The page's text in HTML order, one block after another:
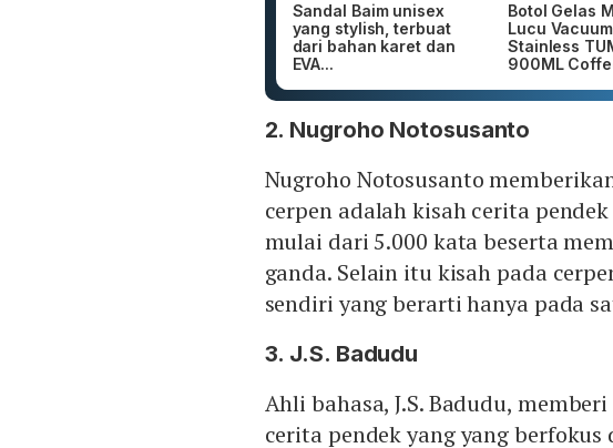
Sandal Baim unisex
yang stylish, terbuat
dari bahan karet dan
EVA...
Botol Gelas
Lucu
Stainless
900ML
2. Nugroho Notosusanto
Nugroho Notosusanto
cerpen adalah kisah cerita
mulai dari 5.000 kata beserta
ganda. Selain itu kisah pada
sendiri yang berarti hanya pada
3. J.S. Badudu
Ahli bahasa, J.S. Badudu,
cerita pendek yang yang